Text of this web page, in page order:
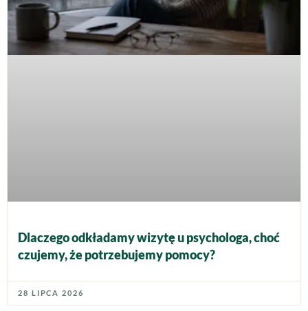
Dlaczego odkładamy wizytę u psychologa, choć
czujemy, że potrzebujemy pomocy?
28 LIPCA 2026